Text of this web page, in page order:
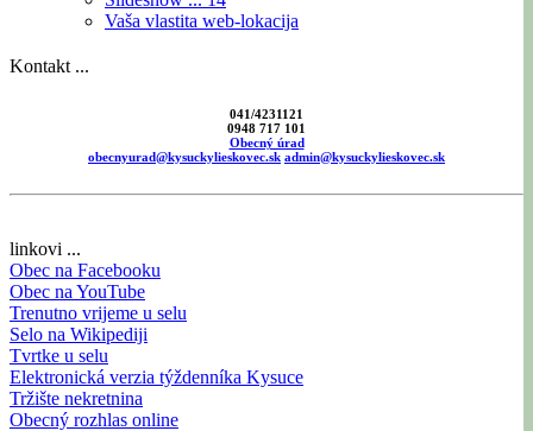
Vaša vlastita web-lokacija
Kontakt ...
041/4231121
0948 717 101
Obecný úrad
obecnyurad@kysuckylieskovec.sk admin@kysuckylieskovec.sk
linkovi ...
Obec na Facebooku
Obec na YouTube
Trenutno vrijeme u selu
Selo na Wikipediji
Tvrtke u selu
Elektronická verzia týždenníka Kysuce
Tržište nekretnina
Obecný rozhlas online